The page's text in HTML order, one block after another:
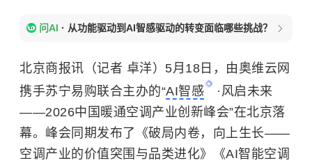
问AI · 从功能驱动到AI智感驱动的转变面临哪些挑战？
北京商报讯（记者 卓洋）5月18日，由奥维云网
携手苏宁易购联合主办的“AI智感
·风启未来
——2026中国暖通空调产业创新峰会”在北京落
幕。峰会同期发布了《破局内卷，向上生长——
空调产业的价值突围与品类进化》《AI智能空调